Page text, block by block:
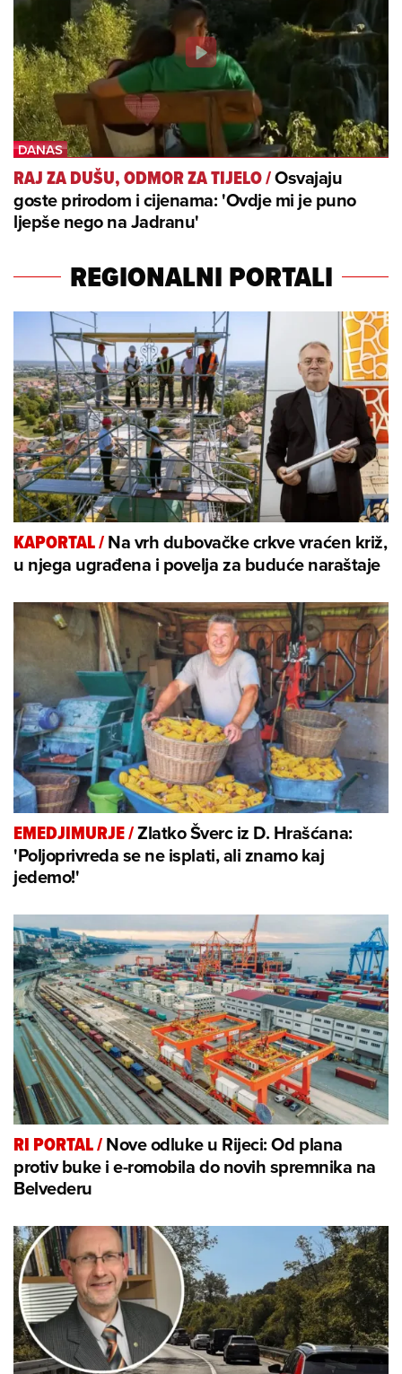
RAJ ZA DUŠU, ODMOR ZA TIJELO/Osvajaju
goste prirodom i cijenama: 'Ovdje mi je puno
ljepše nego na Jadranu'
REGIONALNI PORTALI
KAPORTAL/Na vrh dubovačke crkve vraćen križ,
u njega ugrađena i povelja za buduće naraštaje
EMEDJIMURJE/Zlatko Šverc iz D. Hrašćana:
'Poljoprivreda se ne isplati, ali znamo kaj
jedemo!'
RI PORTAL/Nove odluke u Rijeci: Od plana
protiv buke i e-romobila do novih spremnika na
Belvederu